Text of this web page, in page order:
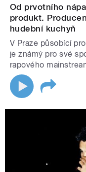
Od prvotního
produkt.
hudební kuchyň
V Praze působící
je známý pro své
rapového